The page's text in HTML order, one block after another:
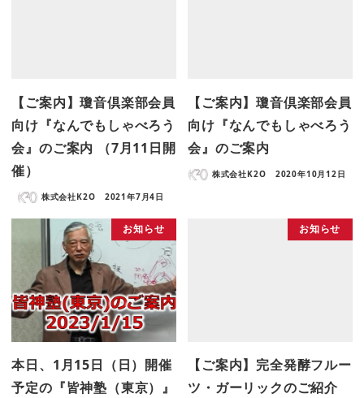
【ご案内】瓊音倶楽部会員
向け『なんでもしゃべろう
会』のご案内 （7月11日開
催）
株式会社K2O 2021年7月4日
【ご案内】瓊音倶楽部会員
向け『なんでもしゃべろう
会』のご案内
株式会社K2O 2020年10月12日
お知らせ
本日、1月15日（日）開催
予定の『皆神塾（東京）』
お知らせ
【ご案内】完全発酵フルー
ツ・ガーリックのご紹介